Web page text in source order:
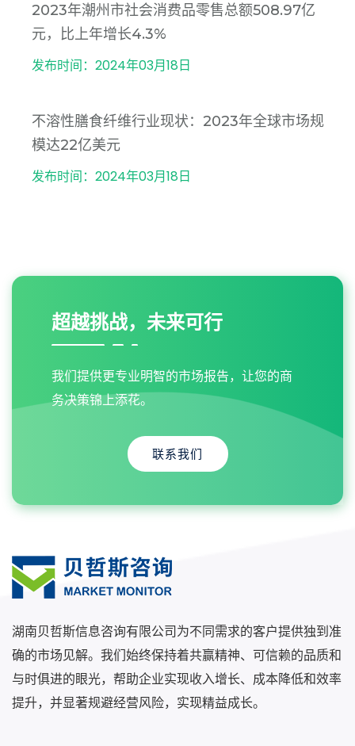
2023年潮州市社会消费品零售总额508.97亿
元，比上年增长4.3%
发布时间：2024年03月18日
不溶性膳食纤维行业现状：2023年全球市场规
模达22亿美元
发布时间：2024年03月18日
超越挑战，未来可行
我们提供更专业明智的市场报告，让您的商
务决策锦上添花。
联系我们
湖南贝哲斯信息咨询有限公司为不同需求的客户提供独到准
确的市场见解。我们始终保持着共赢精神、可信赖的品质和
与时俱进的眼光，帮助企业实现收入增长、成本降低和效率
提升，并显著规避经营风险，实现精益成长。